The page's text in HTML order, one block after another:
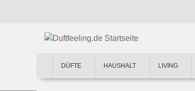
DÜFTE HAUSHALT LIVING